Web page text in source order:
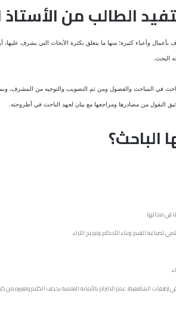
الطالب من
وأعباء كثيرة؛ منها ما يتعلق بكثرة الأبحاث التي يشرف عليها،
البحث.
في المباحث والفصول ومن ثم التصويب والتوجيه من المشرف،
النقول من مصادرها ومراجعها مع بيان لجهد الباحث في أطروحته.
الباحث؟
في مجالها.
لصياغة القيم، وبناء الأحكام، وترجيح الآراء.
الشافعية)، عدم الالتزام بالأمانة العلمية بحذف الكلام وتغييره